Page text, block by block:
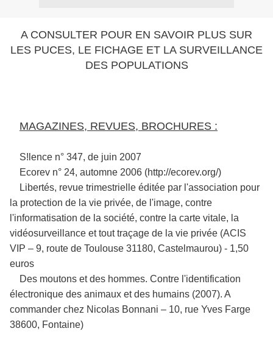
A CONSULTER POUR EN SAVOIR PLUS SUR
LES PUCES, LE FICHAGE ET LA SURVEILLANCE
DES POPULATIONS
MAGAZINES, REVUES, BROCHURES :
S!lence n° 347, de juin 2007
Ecorev n° 24, automne 2006 (http://ecorev.org/)
Libertés, revue trimestrielle éditée par l'association pour
la protection de la vie privée, de l'image, contre
l'informatisation de la société, contre la carte vitale, la
vidéosurveillance et tout traçage de la vie privée (ACIS
VIP – 9, route de Toulouse 31180, Castelmaurou) - 1,50
euros
Des moutons et des hommes. Contre l'identification
électronique des animaux et des humains (2007). A
commander chez Nicolas Bonnani – 10, rue Yves Farge
38600, Fontaine)